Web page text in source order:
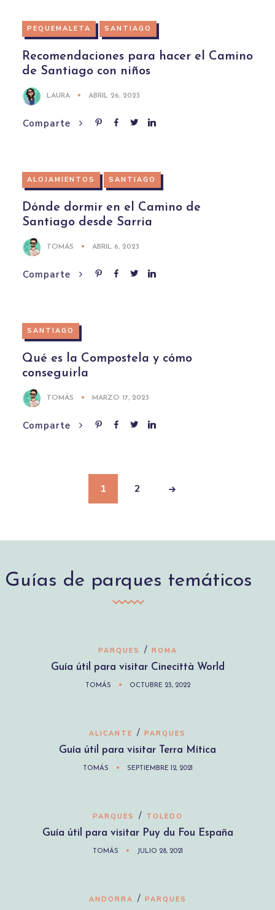
PEQUEMALETA SANTIAGO
Recomendaciones para hacer el Camino
de Santiago con niños
LAURA ABRIL 26, 2023
Comparte
ALOJAMIENTOS SANTIAGO
Dónde dormir en el Camino de
Santiago desde Sarria
TOMÁS ABRIL 6, 2023
Comparte
SANTIAGO
Qué es la Compostela y cómo
conseguirla
TOMÁS MARZO 17, 2023
Comparte
1 2
Guías de parques temáticos
PARQUES / ROMA
Guía útil para visitar Cinecittà World
TOMÁS OCTUBRE 23, 2022
ALICANTE / PARQUES
Guía útil para visitar Terra Mítica
TOMÁS SEPTIEMBRE 12, 2021
PARQUES / TOLEDO
Guía útil para visitar Puy du Fou España
TOMÁS JULIO 28, 2021
ANDORRA / PARQUES